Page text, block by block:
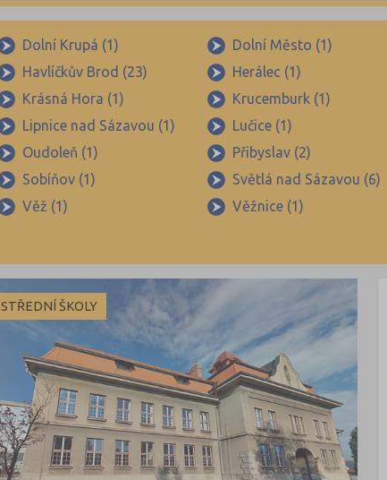
Dolní Krupá (1) Dolní Město (1)
Havlíčkův Brod (23) Herálec (1)
Krásná Hora (1) Krucemburk (1)
Lipnice nad Sázavou (1) Lučice (1)
Oudoleň (1) Přibyslav (2)
Sobíňov (1) Světlá nad Sázavou (6)
Věž (1) Věžnice (1)
STŘEDNÍ ŠKOLY